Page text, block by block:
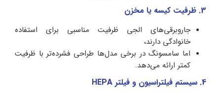
3. ظرفیت کیسه یا مخزن
جاروبرقی‌های الجی ظرفیت مناسبی برای استفاده
خانوادگی دارند،
اما سامسونگ در برخی مدل‌ها طراحی فشرده‌تر با ظرفیت
کمتر ارائه می‌دهد.
4. سیستم فیلتراسیون و فیلتر HEPA